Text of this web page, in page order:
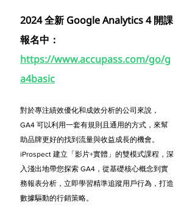
2024 全新 Google Analytics 4 開課
報名中：
https://www.accupass.com/go/g
a4basic
對於專注績效優化和成效分析的公司來說，
GA4 可以利用一套有規則且通用的方式，來幫
助品牌更好的找到流量與收益成長的機會。
iProspect 建立「影片+實體」的雙模式課程，深
入淺出地帶您探索 GA4，從基礎核心概念到實
務報表分析，立即學習精準追蹤用戶行為，打造
數據驅動的行銷策略。